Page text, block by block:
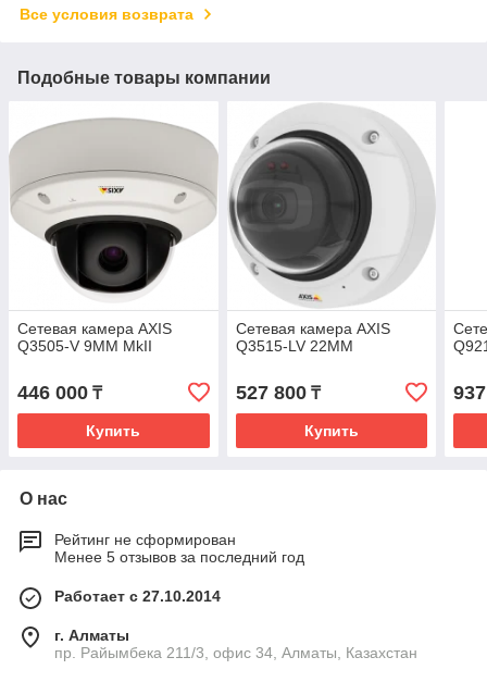
Все условия возврата
Подобные товары компании
Сетевая камера AXIS
Q3505-V 9MM MkII
446 000 ₸
Купить
Сетевая камера AXIS
Q3515-LV 22MM
527 800₸
Купить
О нас
Рейтинг не сформирован
Менее 5 отзывов за последний год
Работает с 27.10.2014
г. Алматы
пр. Райымбека 211/3, офис 34, Алматы, Казахстан